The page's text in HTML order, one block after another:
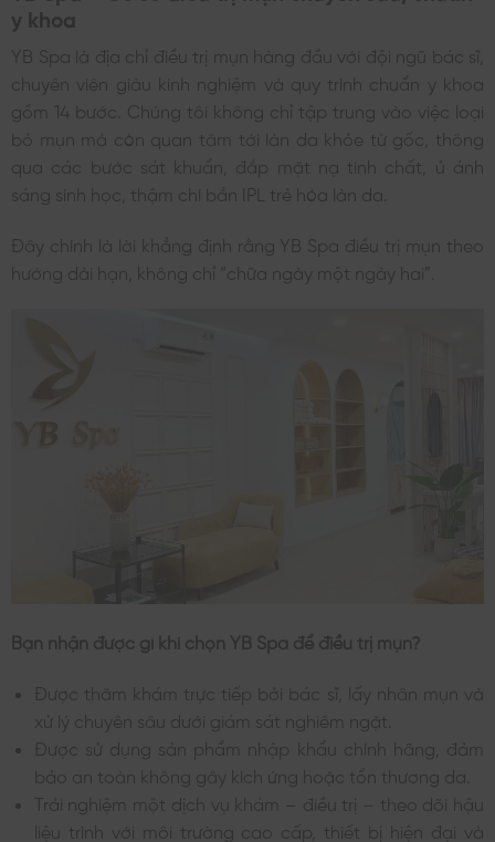
y khoa
YB Spa là địa chỉ điều trị mụn hàng đầu với đội ngũ bác sĩ,
chuyên viên giàu kinh nghiệm và quy trình chuẩn y khoa
gồm 14 bước. Chúng tôi không chỉ tập trung vào việc loại
bỏ mụn mà còn quan tâm tới làn da khỏe từ gốc, thông
qua các bước sát khuẩn, đắp mặt nạ tinh chất, ủ ánh
sáng sinh học, thậm chí bắn IPL trẻ hóa làn da.
Đây chính là lời khẳng định rằng YB Spa điều trị mụn theo
hướng dài hạn, không chỉ “chữa ngày một ngày hai”.
Bạn nhận được gì khi chọn YB Spa để điều trị mụn?
Được thăm khám trực tiếp bởi bác sĩ, lấy nhân mụn và
xử lý chuyên sâu dưới giám sát nghiêm ngặt.
Được sử dụng sản phẩm nhập khẩu chính hãng, đảm
bảo an toàn không gây kích ứng hoặc tổn thương da.
Trải nghiệm một dịch vụ khám – điều trị – theo dõi hậu
liệu trình với môi trường cao cấp, thiết bị hiện đại và